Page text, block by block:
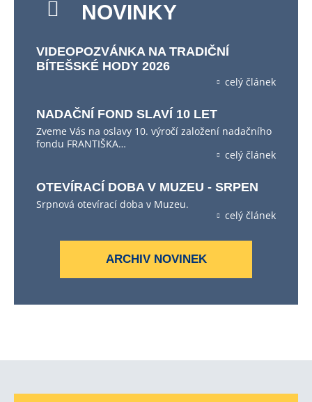
NOVINKY
VIDEOPOZVÁNKA NA TRADIČNÍ
BÍTEŠSKÉ HODY 2026
celý článek
NADAČNÍ FOND SLAVÍ 10 LET
Zveme Vás na oslavy 10. výročí založení nadačního
fondu FRANTIŠKA…
celý článek
OTEVÍRACÍ DOBA V MUZEU - SRPEN
Srpnová otevírací doba v Muzeu.
celý článek
ARCHIV NOVINEK